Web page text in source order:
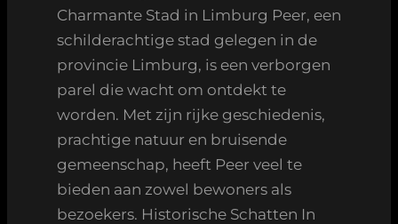
Charmante Stad in Limburg Peer, een
schilderachtige stad gelegen in de
provincie Limburg, is een verborgen
parel die wacht om ontdekt te
worden. Met zijn rijke geschiedenis,
prachtige natuur en bruisende
gemeenschap, heeft Peer veel te
bieden aan zowel bewoners als
bezoekers. Historische Schatten In